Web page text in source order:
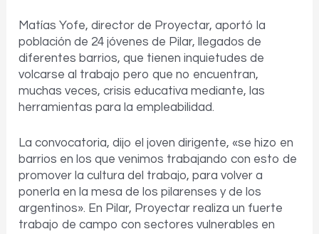
Matías Yofe, director de Proyectar, aportó la
población de 24 jóvenes de Pilar, llegados de
diferentes barrios, que tienen inquietudes de
volcarse al trabajo pero que no encuentran,
muchas veces, crisis educativa mediante, las
herramientas para la empleabilidad.
La convocatoria, dijo el joven dirigente, «se hizo en
barrios en los que venimos trabajando con esto de
promover la cultura del trabajo, para volver a
ponerla en la mesa de los pilarenses y de los
argentinos». En Pilar, Proyectar realiza un fuerte
trabajo de campo con sectores vulnerables en